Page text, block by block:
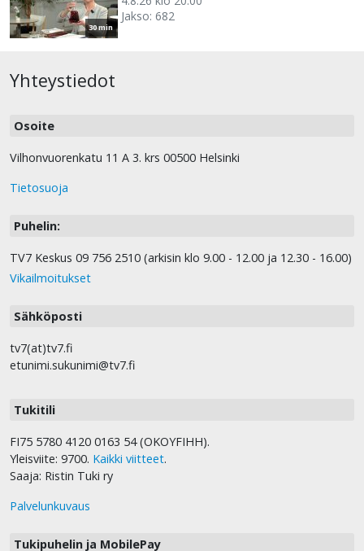
30 min
Jakso: 682
Yhteystiedot
Osoite
Vilhonvuorenkatu 11 A 3. krs 00500 Helsinki
Tietosuoja
Puhelin:
TV7 Keskus 09 756 2510 (arkisin klo 9.00 - 12.00 ja 12.30 - 16.00)
Vikailmoitukset
Sähköposti
tv7(at)tv7.fi
etunimi.sukunimi@tv7.fi
Tukitili
FI75 5780 4120 0163 54 (OKOYFIHH).
Yleisviite: 9700. Kaikki viitteet.
Saaja: Ristin Tuki ry
Palvelunkuvaus
Tukipuhelin ja MobilePay